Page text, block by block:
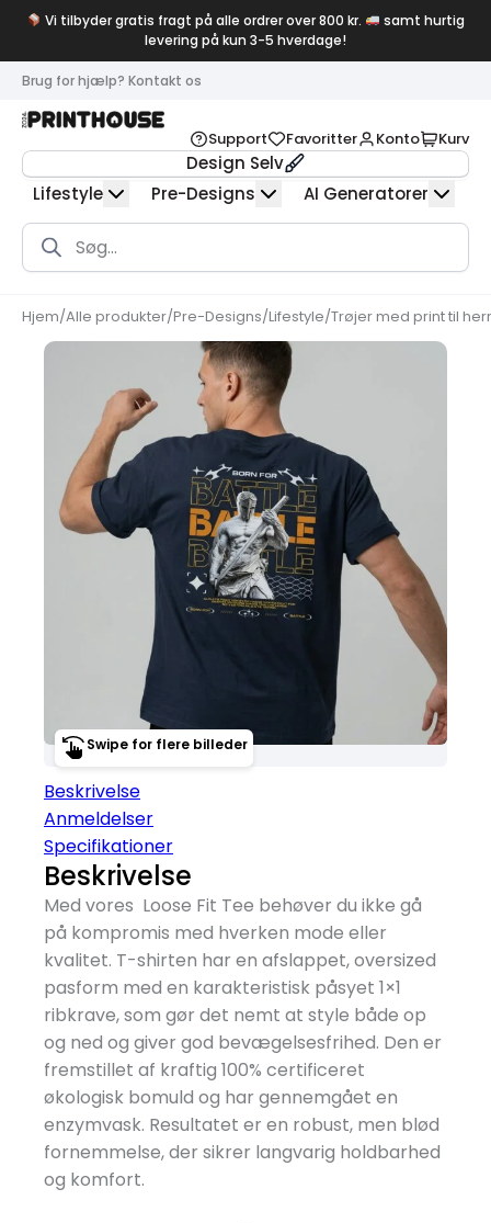
Vi tilbyder gratis fragt på alle ordrer over 800 kr.
samt hurtig
levering på kun 3-5 hverdage!
Brug for hjælp? Kontakt os
Support Favoritter Konto Kurv
Design Selv
Lifestyle
Pre-Designs AI Generatorer
Products
search
Hjem/Alle produkter/Pre-Designs/Lifestyle/Trøjer med print til
Swipe for flere billeder
Beskrivelse
Anmeldelser
Specifikationer
Beskrivelse
Med vores Loose Fit Tee behøver du ikke gå
på kompromis med hverken mode eller
kvalitet. T-shirten har en afslappet, oversized
pasform med en karakteristisk påsyet 1×1
ribkrave, som gør det nemt at style både op
og ned og giver god bevægelsesfrihed. Den er
fremstillet af kraftig 100% certificeret
økologisk bomuld og har gennemgået en
enzymvask. Resultatet er en robust, men blød
fornemmelse, der sikrer langvarig holdbarhed
og komfort.